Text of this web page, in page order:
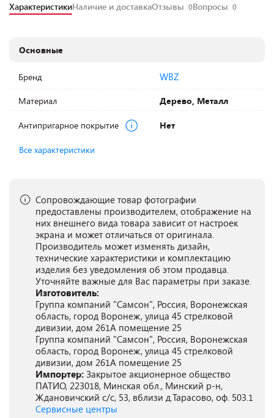
ХарактеристикиНаличие и доставкаОтзывы 0Вопросы 0
Основные
Бренд WBZ
Материал Дерево, Металл
Антипригарное покрытие Нет
Все характеристики
Сопровождающие товар фотографии
предоставлены производителем, отображение на
них внешнего вида товара зависит от настроек
экрана и может отличаться от оригинала.
Производитель может изменять дизайн,
технические характеристики и комплектацию
изделия без уведомления об этом продавца.
Уточняйте важные для Вас параметры при заказе.
Изготовитель:
Группа компаний "Самсон", Россия, Воронежская
область, город Воронеж, улица 45 стрелковой
дивизии, дом 261А помещение 25
Группа компаний "Самсон", Россия, Воронежская
область, город Воронеж, улица 45 стрелковой
дивизии, дом 261А помещение 25
Импортер: Закрытое акционерное общество
ПАТИО, 223018, Минская обл., Минский р-н,
Ждановичский с/с, 53, вблизи д.Тарасово, оф. 503.1
Сервисные центры